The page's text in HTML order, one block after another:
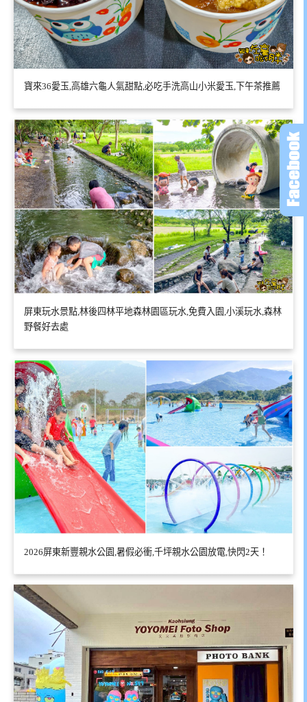
寶來36愛玉,高雄六龜人氣甜點,必吃手洗高山小米愛玉,下午茶推薦
屏東玩水景點,林後四林平地森林園區玩水,免費入園,小溪玩水,森林
野餐好去處
2026屏東新豐親水公園,暑假必衝,千坪親水公園放電,快閃2天！